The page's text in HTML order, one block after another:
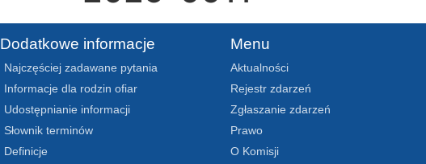
Dodatkowe informacje
Najczęściej zadawane pytania
Informacje dla rodzin ofiar
Udostępnianie informacji
Słownik terminów
Definicje
Menu
Aktualności
Rejestr zdarzeń
Zgłaszanie zdarzeń
Prawo
O Komisji